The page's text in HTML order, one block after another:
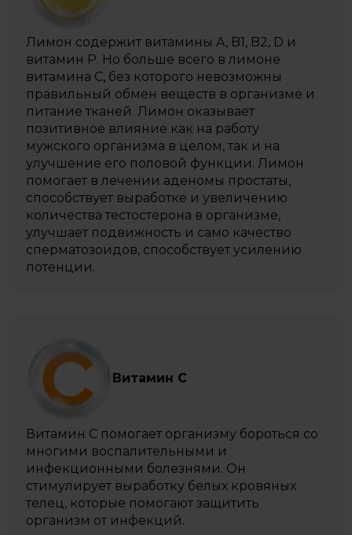
Лимон содержит витамины A, B1, B2, D и
витамин P. Но больше всего в лимоне
витамина С, без которого невозможны
правильный обмен веществ в организме и
питание тканей. Лимон оказывает
позитивное влияние как на работу
мужского организма в целом, так и на
улучшение его половой функции. Лимон
помогает в лечении аденомы простаты,
способствует выработке и увеличению
количества тестостерона в организме,
улучшает подвижность и само качество
сперматозоидов, способствует усилению
потенции.
Витамин С
Витамин C помогает организму бороться со
многими воспалительными и
инфекционными болезнями. Он
стимулирует выработку белых кровяных
телец, которые помогают защитить
организм от инфекций.